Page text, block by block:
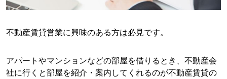
不動産賃貸営業に興味のある方は必見です。
アパートやマンションなどの部屋を借りるとき、不動産会
社に行くと部屋を紹介・案内してくれるのが不動産賃貸の